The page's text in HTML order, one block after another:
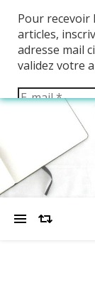
Pour recevoir
articles,
adresse mail
validez votre